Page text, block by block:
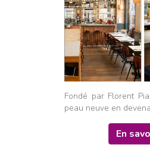
Fondé par Florent
peau neuve en
En